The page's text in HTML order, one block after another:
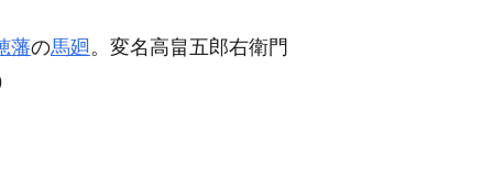
藩の馬廻。変名高畠五郎右衛門